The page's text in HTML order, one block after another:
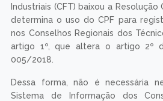
Industriais (CFT) baixou a
determina o uso do CPF para
nos Conselhos Regionais dos
artigo 1º, que altera o artigo 2º
005/2018.
Dessa forma, não é necessária
Sistema de Informação dos